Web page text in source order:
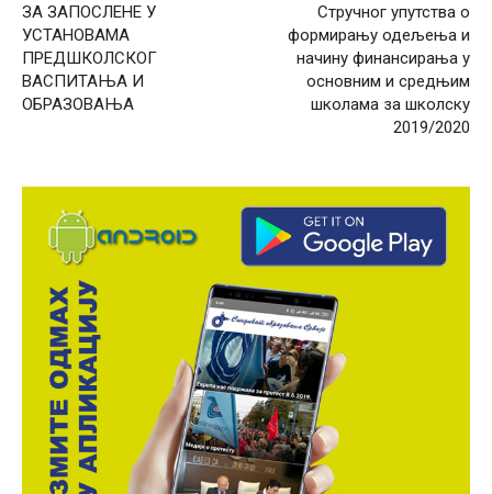
ЗА ЗАПОСЛЕНЕ У
УСТАНОВАМА
ПРЕДШКОЛСКОГ
ВАСПИТАЊА И
ОБРАЗОВАЊА
Стручног упутства о
формирању одељења и
начину финансирања у
основним и средњим
школама за школску
2019/2020